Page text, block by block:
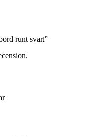
runt svart”